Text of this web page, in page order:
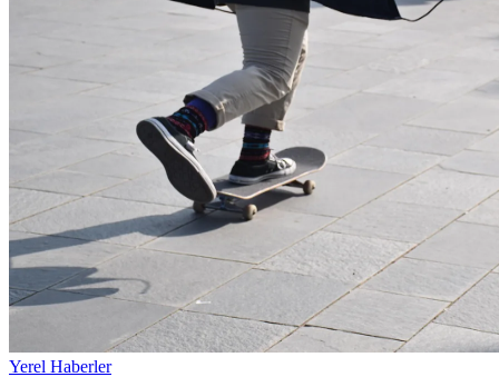
Yerel Haberler